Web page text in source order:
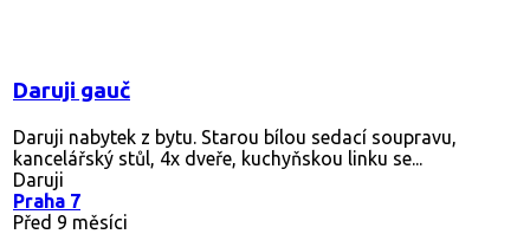
Daruji gauč
Daruji nabytek z bytu. Starou bílou sedací soupravu,
kancelářský stůl, 4x dveře, kuchyňskou linku se...
Daruji
Praha 7
Před 9 měsíci